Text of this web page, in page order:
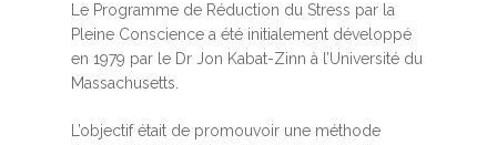
Le Programme de Réduction du Stress par la
Pleine Conscience a été initialement développé
en 1979 par le Dr Jon Kabat-Zinn à l’Université du
Massachusetts.
L’objectif était de promouvoir une méthode